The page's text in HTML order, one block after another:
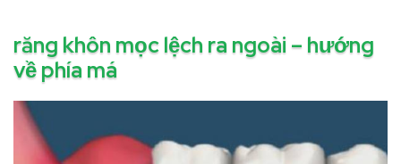
răng khôn mọc lệch ra ngoài – hướng
về phía má